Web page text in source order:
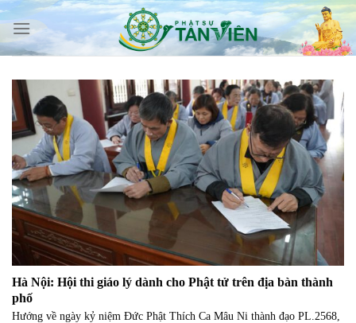
Skip
content
Hà Nội: Hội thi giáo lý dành cho Phật tử trên địa bàn thành
phố
Hướng về ngày kỷ niệm Đức Phật Thích Ca Mâu Ni thành đạo PL.2568,